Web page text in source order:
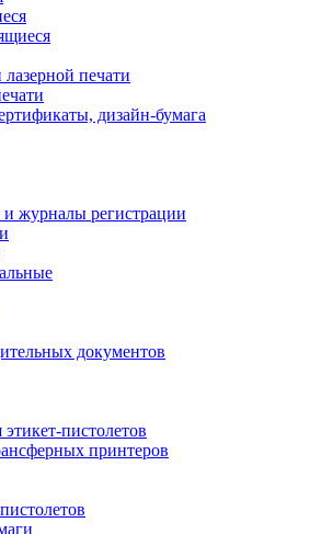
печати
дизайн-бумага
и журналы регистрации
документов
пистолетов
принтеров